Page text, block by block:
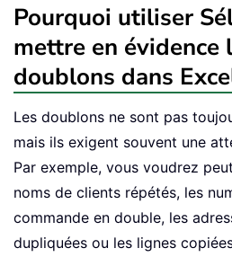
Pourquoi utiliser
mettre en évidence
doublons dans
Les doublons ne sont pas
mais ils exigent souvent une
Par exemple, vous voudrez
noms de clients répétés, les
commande en double, les
dupliquées ou les lignes